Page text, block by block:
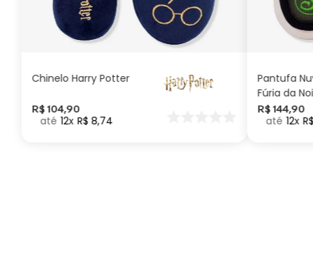
Chinelo Harry Potter
R$ 104,90
12 R$ 8,74
G GG M P
ADICIONAR AO
CARRINHO
Pantufa
Fúria da
Como
seu Dragão
R$ 144,90
12 R$